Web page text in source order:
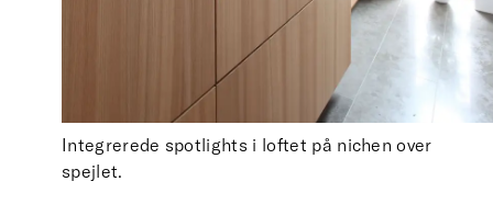
Integrerede spotlights i loftet på nichen over
spejlet.